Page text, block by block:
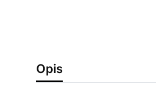
Opis